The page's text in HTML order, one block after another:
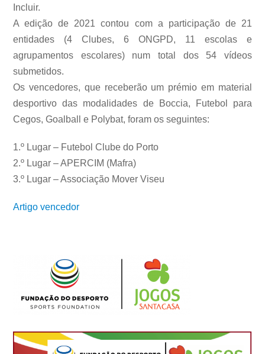
Incluir.
A edição de 2021 contou com a participação de 21
entidades (4 Clubes, 6 ONGPD, 11 escolas e
agrupamentos escolares) num total dos 54 vídeos
submetidos.
Os vencedores, que receberão um prémio em material
desportivo das modalidades de Boccia, Futebol para
Cegos, Goalball e Polybat, foram os seguintes:
1.º Lugar – Futebol Clube do Porto
2.º Lugar – APERCIM (Mafra)
3.º Lugar – Associação Mover Viseu
Artigo vencedor